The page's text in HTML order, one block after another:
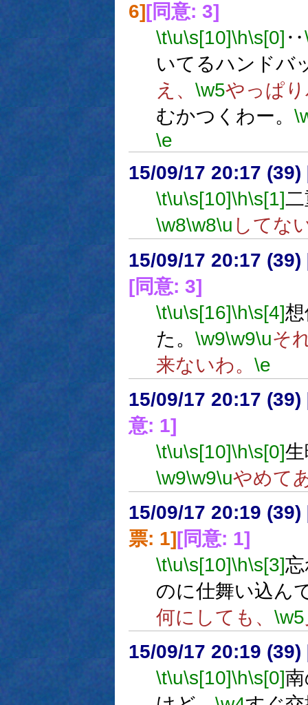
6][同意: 3]
\t\u\s[10]\h\s[0] ‥
いてるハンドバ
え、 \w5やっぱ
むかつくわー。
\e
15/09/17 20:17 (39)
\t\u\s[10]\h\s[1]
\w8\w8\u してな
15/09/17 20:17 (39)
[同意: 3]
\t\u\s[16]\h\s[4]
た。 \w9\w9\uそ
来ないわ。 \e
15/09/17 20:17 (39)
意: 1]
\t\u\s[10]\h\s[0]
\w9\w9\uやめて
15/09/17 20:19 (39)
票: 1][同意: 1]
\t\u\s[10]\h\s[3]
のに仕舞い込ん
何にしても、 \w5
15/09/17 20:19 (39)
\t\u\s[10]\h\s[0]